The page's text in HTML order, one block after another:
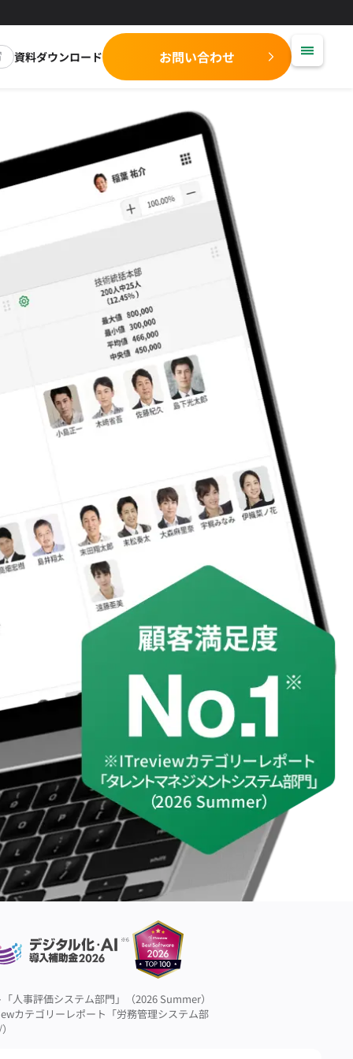
資料ダウンロード お問い合わせ
人事評価システム部門」（2026 Summer）
カテゴリーレポート「労務管理システム部